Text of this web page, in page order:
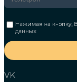
Нажимая на кнопку,
данных
VK